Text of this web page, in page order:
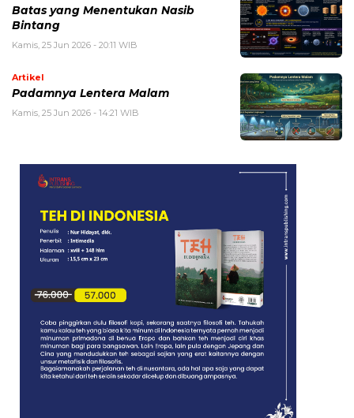
Batas yang Menentukan Nasib
Bintang
Kamis, 25 Jun 2026 - 20:11 WIB
Artikel
Padamnya Lentera Malam
Kamis, 25 Jun 2026 - 14:21 WIB